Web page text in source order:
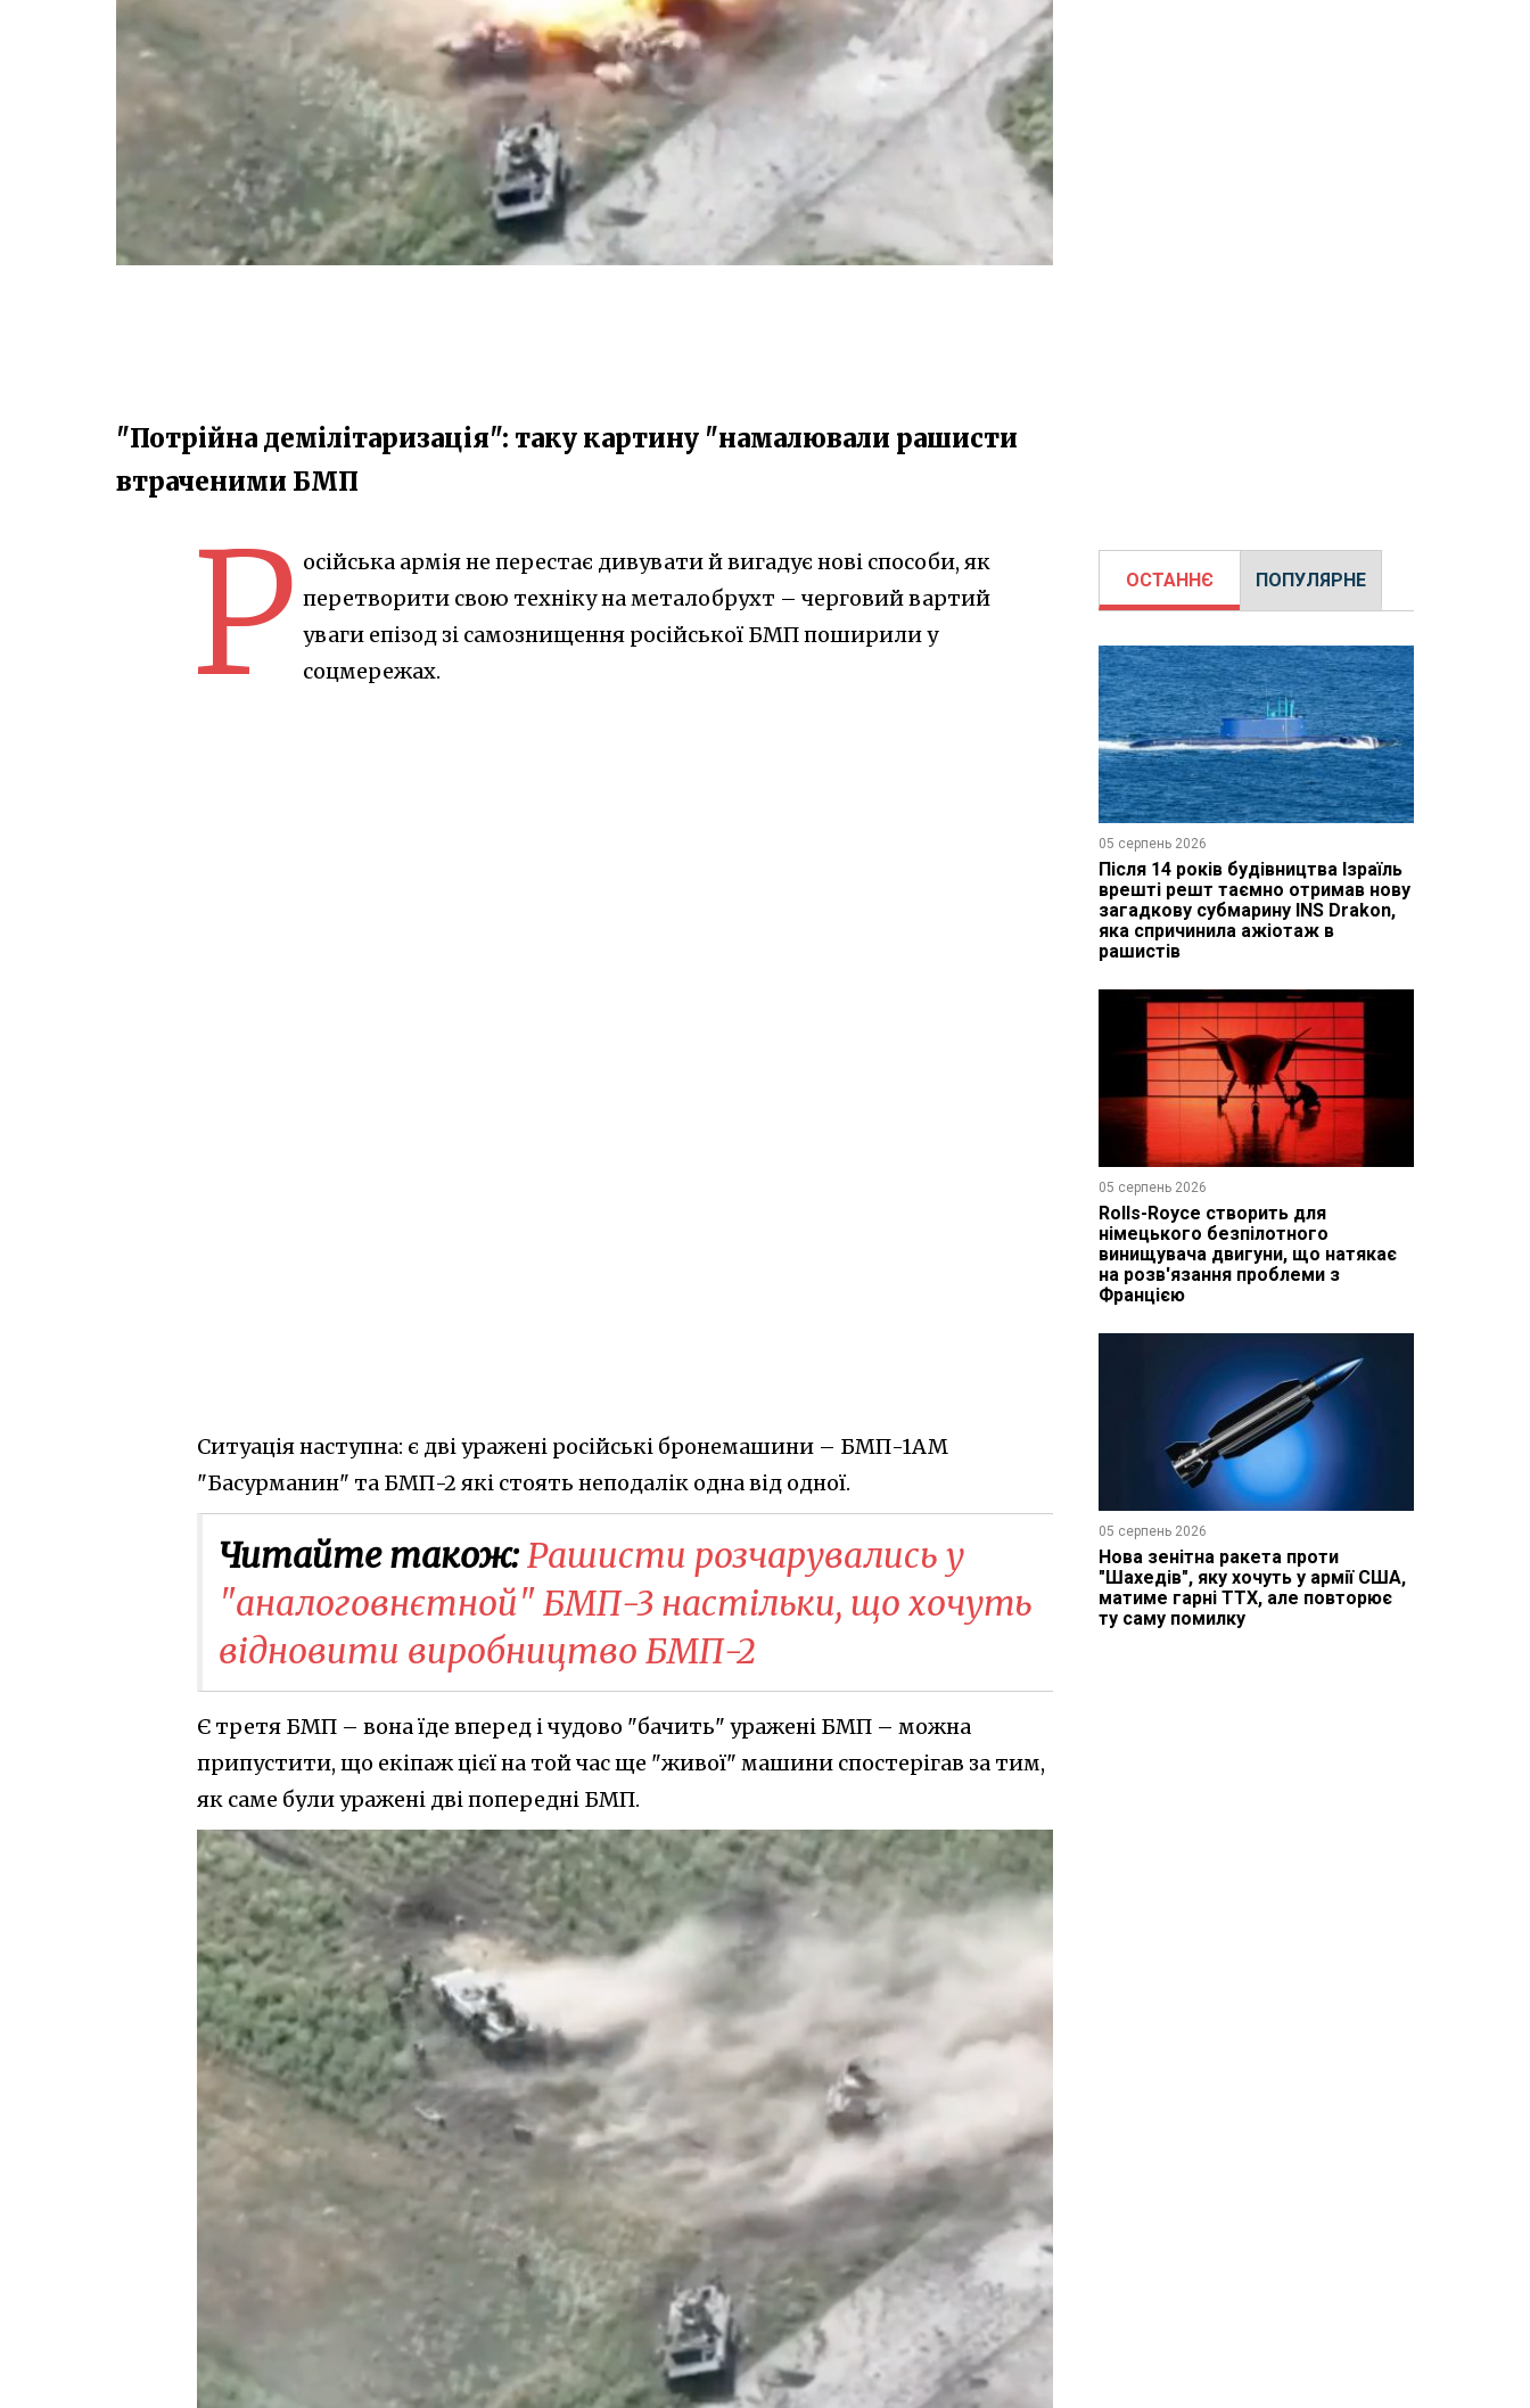
"Потрійна демілітаризація": таку картину "намалювали рашисти
втраченими БМП
Р осійська армія не перестає дивувати й вигадує нові способи, як
перетворити свою техніку на металобрухт – черговий вартий
уваги епізод зі самознищення російської БМП поширили у
соцмережах.
Ситуація наступна: є дві уражені російські бронемашини – БМП-1АМ
"Басурманин" та БМП-2 які стоять неподалік одна від одної.
Читайте також:Рашисти розчарувались у
"аналоговнєтной" БМП-3 настільки, що хочуть
відновити виробництво БМП-2
Є третя БМП – вона їде вперед і чудово "бачить" уражені БМП – можна
припустити, що екіпаж цієї на той час ще "живої" машини спостерігав за тим,
як саме були уражені дві попередні БМП.
ОСТАННЄ ПОПУЛЯРНЕ
05 серпень 2026
Після 14 років будівництва Ізраїль
врешті решт таємно отримав нову
загадкову субмарину INS Drakon,
яка спричинила ажіотаж в
рашистів
05 серпень 2026
Rolls-Royce створить для
німецького безпілотного
винищувача двигуни, що натякає
на розв'язання проблеми з
Францією
05 серпень 2026
Нова зенітна ракета проти
"Шахедів", яку хочуть у армії США,
матиме гарні ТТХ, але повторює
ту саму помилку